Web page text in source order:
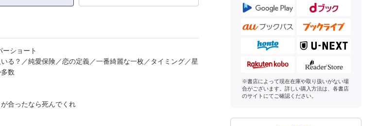
ーショート
る？／純愛保険／恋の定義／一番綺麗な一枚／タイミング／星
数
合ったなら死んでくれ
※書店によって現在在庫や取り扱いがない場
合がございます。詳しい購入方法は、各書店
のサイトにてご確認ください。